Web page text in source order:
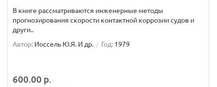
В книге рассматриваются инженерные методы
прогнозирования скорости контактной коррозии судов и
други..
Автор: Иоссель Ю.Я. И др. Год: 1979
600.00 р.